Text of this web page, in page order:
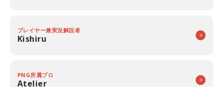
プレイヤー兼実況解説者
Kishiru
PNG所属プロ
Atelier